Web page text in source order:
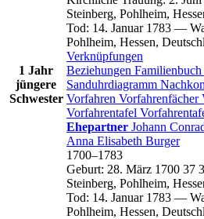
1 Jahr
jüngere
Schwester
Steinberg, Pohlheim,
Tod: 14. Januar 1783 —
Pohlheim, Hessen,
Verknüpfungen
Beziehungen Familienbuch
Sanduhrdiagramm
Vorfahren Vorfahrenfächer
Vorfahrentafel
Ehepartner Johann
Anna Elisabeth Burger
1700–1783
Geburt: 28. März 1700 37
Steinberg, Pohlheim,
Tod: 14. Januar 1783 —
Pohlheim, Hessen,